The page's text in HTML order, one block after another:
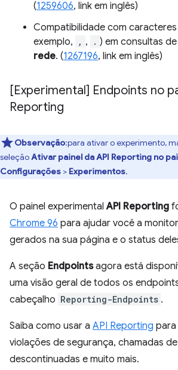
(1259606, link em inglês)
Compatibilidade com
exemplo,
, , . ) em consultas de
rede. (1267196, link em inglês)
[Experimental] Endpoints no
Reporting
Observação:para ativar o experimento,
seleçãoAtivar painel da API Reporting no
Configurações > Experimentos.
O painel experimentalAPI Reporting
Chrome 96 para ajudar você a
gerados na sua página e o status
A seção Endpointsagora está
uma visão geral de todos os
cabeçalho Reporting-Endpoints .
Saiba como usar a API Reporting
violações de segurança, chamadas de
descontinuadas e muito mais.